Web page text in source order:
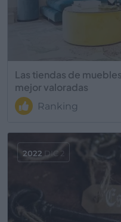
Las tiendas de
mejor valoradas
Ranking
2022 DIC 2